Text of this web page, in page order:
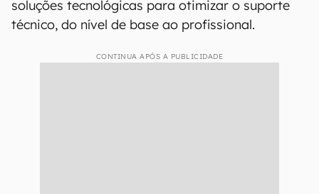
soluções tecnológicas para otimizar o suporte
técnico, do nível de base ao profissional.
CONTINUA APÓS A PUBLICIDADE